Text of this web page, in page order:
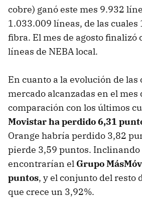
cobre) ganó este mes 9.932
1.033.009 líneas, de las cuales
fibra. El mes de agosto finalizó
líneas de NEBA local.
En cuanto a la evolución de las
mercado alcanzadas en el mes
comparación con los últimos
Movistar ha perdido 6,31
Orange habría perdido 3,82
pierde 3,59 puntos. Inclinando
encontrarían el Grupo
puntos, y el conjunto del resto
que crece un 3,92%.